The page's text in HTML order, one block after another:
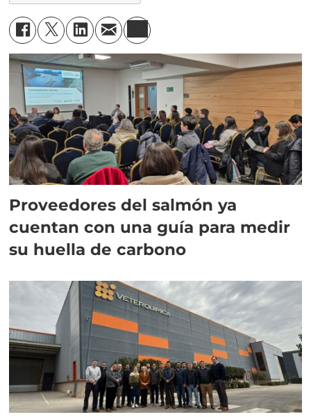
Proveedores del salmón ya
cuentan con una guía para medir
su huella de carbono